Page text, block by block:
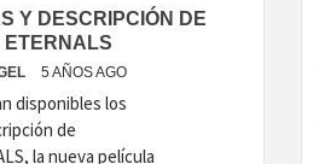
Y DESCRIPCIÓN DE
ETERNALS
5 AÑOS AGO
disponibles los
de
la nueva película